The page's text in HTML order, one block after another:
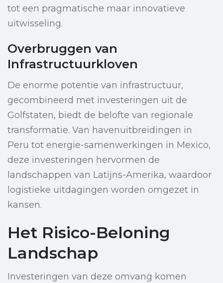
tot een pragmatische maar innovatieve
uitwisseling.
Overbruggen van
Infrastructuurkloven
De enorme potentie van infrastructuur,
gecombineerd met investeringen uit de
Golfstaten, biedt de belofte van regionale
transformatie. Van havenuitbreidingen in
Peru tot energie-samenwerkingen in Mexico,
deze investeringen hervormen de
landschappen van Latijns-Amerika, waardoor
logistieke uitdagingen worden omgezet in
kansen.
Het Risico-Beloning
Landschap
Investeringen van deze omvang komen